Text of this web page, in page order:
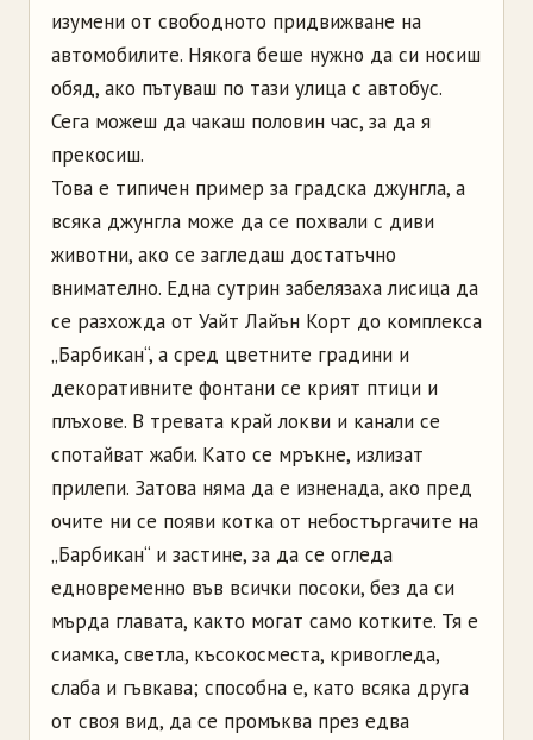
изумени от свободното придвижване на
автомобилите. Някога беше нужно да си носиш
обяд, ако пътуваш по тази улица с автобус.
Сега можеш да чакаш половин час, за да я
прекосиш.
Това е типичен пример за градска джунгла, а
всяка джунгла може да се похвали с диви
животни, ако се загледаш достатъчно
внимателно. Една сутрин забелязаха лисица да
се разхожда от Уайт Лайън Корт до комплекса
„Барбикан“, а сред цветните градини и
декоративните фонтани се крият птици и
плъхове. В тревата край локви и канали се
спотайват жаби. Като се мръкне, излизат
прилепи. Затова няма да е изненада, ако пред
очите ни се появи котка от небостъргачите на
„Барбикан“ и застине, за да се огледа
едновременно във всички посоки, без да си
мърда главата, както могат само котките. Тя е
сиамка, светла, късокосместа, кривогледа,
слаба и гъвкава; способна е, като всяка друга
от своя вид, да се промъква през едва